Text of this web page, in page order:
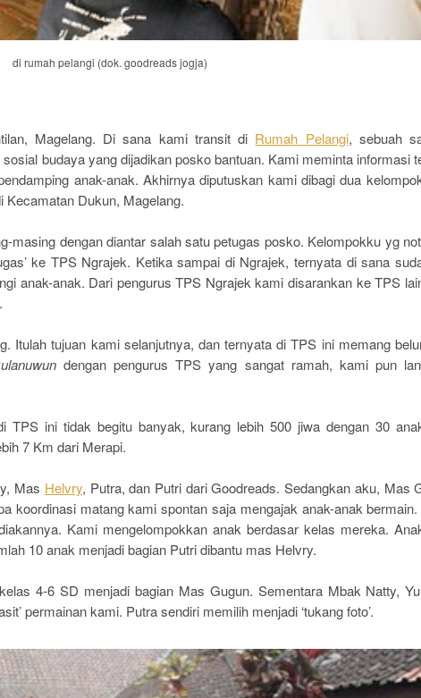
di rumah pelangi (dok. goodreads jogja)
Magelang. Di sana kami transit di Rumah Pelangi, sebuah
budaya yang dijadikan posko bantuan. Kami meminta informasi
anak-anak. Akhirnya diputuskan kami dibagi dua
Kecamatan Dukun, Magelang.
masing dengan diantar salah satu petugas posko. Kelompokku yg
ke TPS Ngrajek. Ketika sampai di Ngrajek, ternyata di sana
anak-anak. Dari pengurus TPS Ngrajek kami disarankan ke TPS
Itulah tujuan kami selanjutnya, dan ternyata di TPS ini memang
dengan pengurus TPS yang sangat ramah, kami pun
TPS ini tidak begitu banyak, kurang lebih 500 jiwa dengan 30
7 Km dari Merapi.
Mas Helvry, Putra, dan Putri dari Goodreads. Sedangkan aku, Mas
koordinasi matang kami spontan saja mengajak anak-anak
Kami mengelompokkan anak berdasar kelas mereka.
10 anak menjadi bagian Putri dibantu mas Helvry.
4-6 SD menjadi bagian Mas Gugun. Sementara Mbak Natty,
permainan kami. Putra sendiri memilih menjadi ‘tukang foto’.